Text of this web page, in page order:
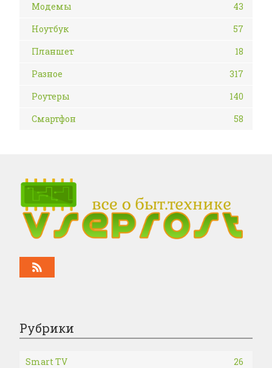
Модемы
43
Ноутбук
57
Планшет
18
Разное
317
Роутеры
140
Смартфон
58
Рубрики
Smart TV
26